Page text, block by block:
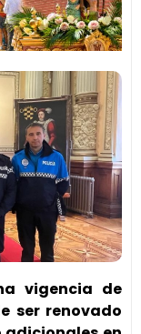
vigencia de
ser renovado